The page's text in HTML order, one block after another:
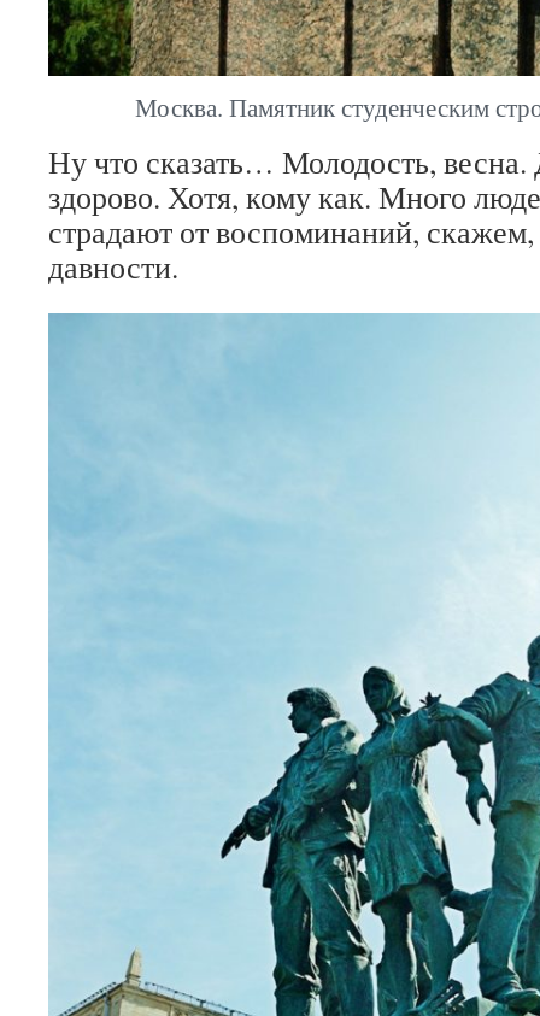
Москва. Памятник студенческим
Ну что сказать… Молодость,
здорово. Хотя, кому как. Много
страдают от воспоминаний,
давности.